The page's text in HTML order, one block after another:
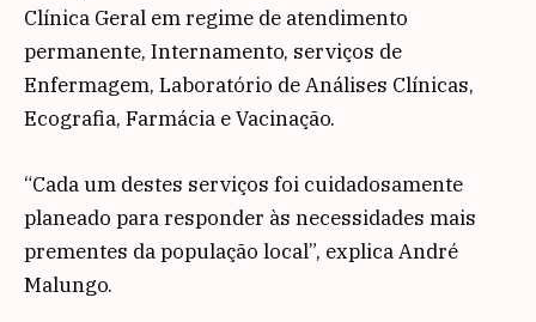
Clínica Geral em regime de atendimento
permanente, Internamento, serviços de
Enfermagem, Laboratório de Análises Clínicas,
Ecografia, Farmácia e Vacinação.
“Cada um destes serviços foi cuidadosamente
planeado para responder às necessidades mais
prementes da população local”, explica André
Malungo.